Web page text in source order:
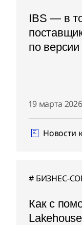
IBS — в
по
19 марта 2026
Новости
БИЗНЕС-
Как с